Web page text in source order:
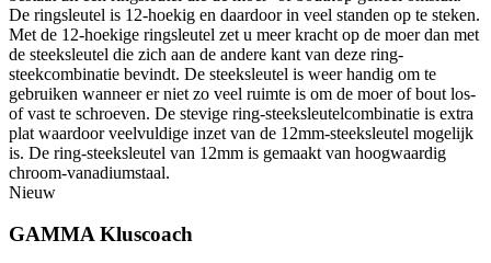
De ringsleutel is 12-hoekig en daardoor in veel standen op te steken.
Met de 12-hoekige ringsleutel zet u meer kracht op de moer dan met
de steeksleutel die zich aan de andere kant van deze ring-
steekcombinatie bevindt. De steeksleutel is weer handig om te
gebruiken wanneer er niet zo veel ruimte is om de moer of bout los-
of vast te schroeven. De stevige ring-steeksleutelcombinatie is extra
plat waardoor veelvuldige inzet van de 12mm-steeksleutel mogelijk
is. De ring-steeksleutel van 12mm is gemaakt van hoogwaardig
chroom-vanadiumstaal.
Nieuw
GAMMA Kluscoach